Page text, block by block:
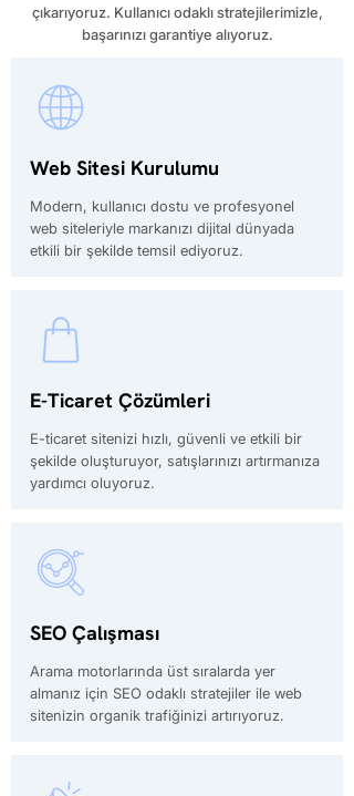
çıkarıyoruz. Kullanıcı odaklı stratejilerimizle,
başarınızı garantiye alıyoruz.
Web Sitesi Kurulumu
Modern, kullanıcı dostu ve profesyonel
web siteleriyle markanızı dijital dünyada
etkili bir şekilde temsil ediyoruz.
E-Ticaret Çözümleri
E-ticaret sitenizi hızlı, güvenli ve etkili bir
şekilde oluşturuyor, satışlarınızı artırmanıza
yardımcı oluyoruz.
SEO Çalışması
Arama motorlarında üst sıralarda yer
almanız için SEO odaklı stratejiler ile web
sitenizin organik trafiğinizi artırıyoruz.